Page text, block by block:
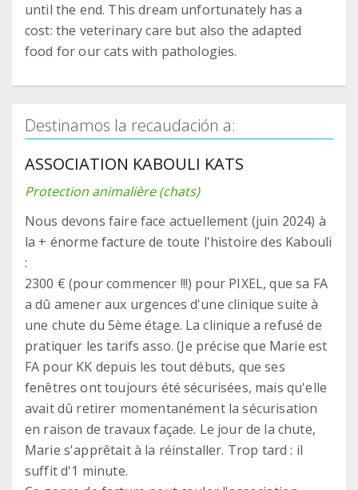
until the end. This dream unfortunately has a
cost: the veterinary care but also the adapted
food for our cats with pathologies.
Destinamos la recaudación a:
ASSOCIATION KABOULI KATS
Protection animalière (chats)
Nous devons faire face actuellement (juin 2024) à
la + énorme facture de toute l'histoire des Kabouli
:
2300 € (pour commencer !!!) pour PIXEL, que sa FA
a dû amener aux urgences d'une clinique suite à
une chute du 5ème étage. La clinique a refusé de
pratiquer les tarifs asso. (Je précise que Marie est
FA pour KK depuis les tout débuts, que ses
fenêtres ont toujours été sécurisées, mais qu'elle
avait dû retirer momentanément la sécurisation
en raison de travaux façade. Le jour de la chute,
Marie s'apprêtait à la réinstaller. Trop tard : il
suffit d'1 minute.